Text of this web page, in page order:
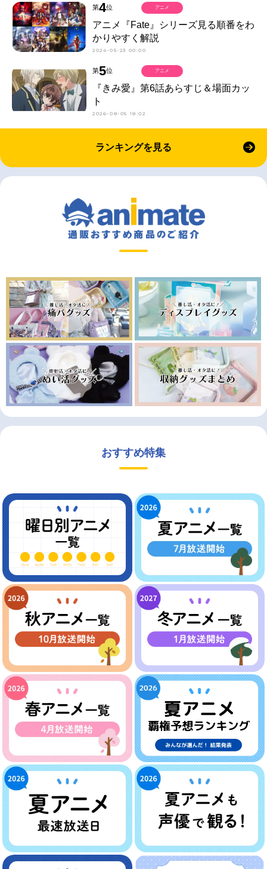
第4位
アニメ『Fate』シリーズ見る順番をわ
かりやすく解説
2024-05-23 00:00
アニメ
第5位
『きみ愛』第6話あらすじ＆場面カッ
ト
2026-08-05 18:02
アニメ
ランキングを見る
おすすめ特集